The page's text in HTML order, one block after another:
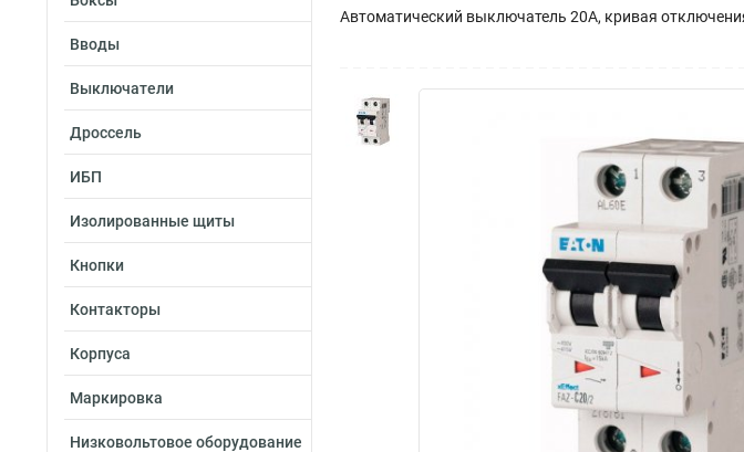
Вводы
Выключатели
Дроссель
ИБП
Изолированные щиты
Кнопки
Контакторы
Корпуса
Маркировка
Низковольтовое оборудование
Автоматический выключатель 20А, кривая